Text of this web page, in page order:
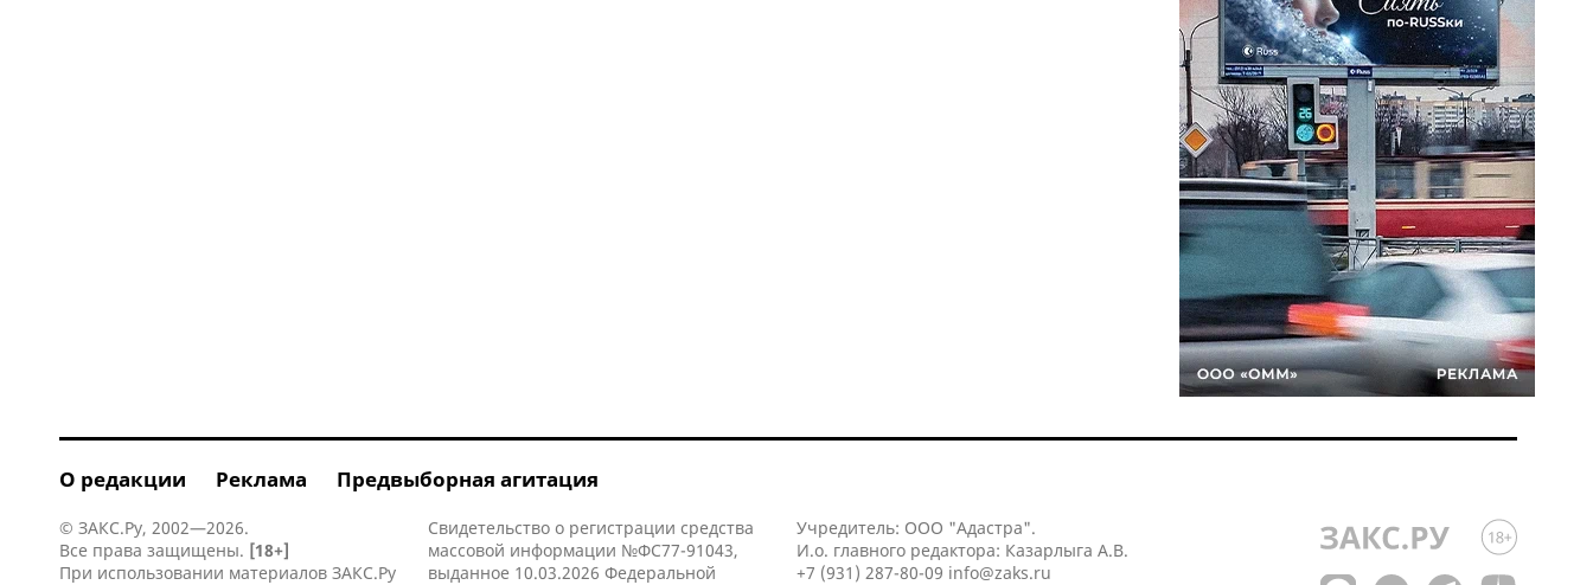
О редакции Реклама Предвыборная агитация
© ЗАКС.Ру, 2002—2026.
Все права защищены. [18+]
При использовании материалов ЗАКС.Ру
Свидетельство о регистрации средства
массовой информации №ФС77-91043,
выданное 10.03.2026 Федеральной
Учредитель: ООО "Адастра".
И.о. главного редактора: Казарлыга А.В.
+7 (931) 287-80-09 info@zaks.ru